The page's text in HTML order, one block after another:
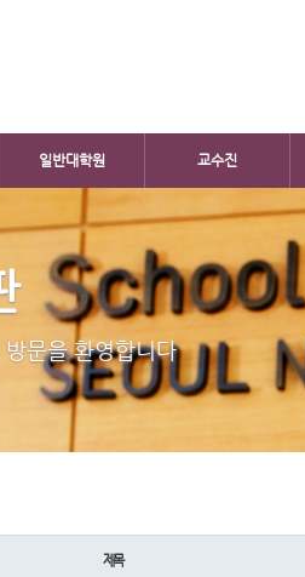
일반대학원 교수진
문을 환영합니다
제목